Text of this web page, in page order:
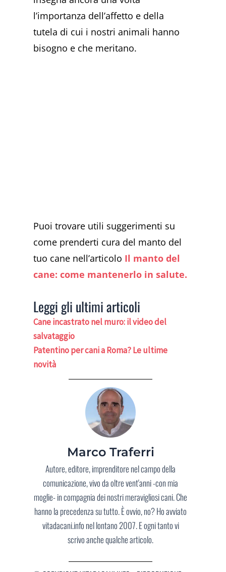
l’importanza dell’affetto e della
tutela di cui i nostri animali hanno
bisogno e che meritano.
Puoi trovare utili suggerimenti su
come prenderti cura del manto del
tuo cane nell’articolo Il manto del
cane: come mantenerlo in salute.
Leggi gli ultimi articoli
Cane incastrato nel muro: il video del
salvataggio
Patentino per cani a Roma? Le ultime
novità
Marco Traferri
Autore, editore, imprenditore nel campo della
comunicazione, vivo da oltre vent'anni -con mia
moglie- in compagnia dei nostri meravigliosi cani. Che
hanno la precedenza su tutto. È ovvio, no? Ho avviato
vitadacani.info nel lontano 2007. E ogni tanto vi
scrivo anche qualche articolo.